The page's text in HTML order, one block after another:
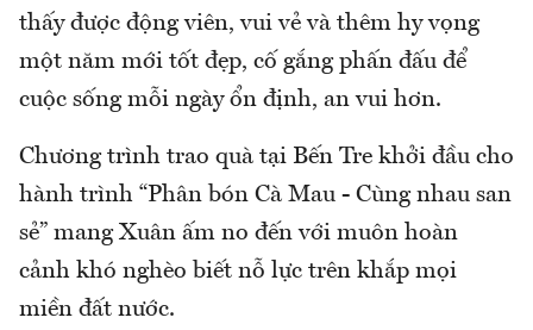
thấy được động viên, vui vẻ và thêm hy vọng
một năm mới tốt đẹp, cố gắng phấn đấu để
cuộc sống mỗi ngày ổn định, an vui hơn.
Chương trình trao quà tại Bến Tre khởi đầu cho
hành trình “Phân bón Cà Mau - Cùng nhau san
sẻ” mang Xuân ấm no đến với muôn hoàn
cảnh khó nghèo biết nỗ lực trên khắp mọi
miền đất nước.